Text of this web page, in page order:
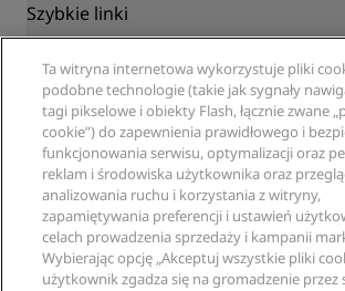
Szybkie linki
Radisson Rewards
Gwarancja najlepszej ceny online
Blog
Cele podróży
Nowe i zapowiadane hotele
Aplikacja Radisson Hotels
Hotele z certyfikatem Sports Approved
Hotele przyjazne dla rodzin
Zdrowie i bezpieczeństwo
Specjaliści ds. podróży
Partnerzy
Agencje turystyczne
Witryna korporacyjna
Radisson Hotel Group
Media
Kariery w RHG
Kariery w PPHE
Kariera EHL
Informacje prawne
Centrum prywatności
Informacje prawne
Regulamin Radisson Rewards
Pomoc
Ostrzeżenia dla klientów
Ta witryna internetowa wykorzystuje pliki
podobne technologie (takie jak sygnały
tagi pikselowe i obiekty Flash, łącznie zwane
cookie”) do zapewnienia prawidłowego i
funkcjonowania serwisu, optymalizacji oraz
reklam i środowiska użytkownika oraz
analizowania ruchu i korzystania z witryny,
zapamiętywania preferencji i ustawień
celach prowadzenia sprzedaży i kampanii
Wybierając opcję „Akceptuj wszystkie pliki
użytkownik zgadza się na gromadzenie przez